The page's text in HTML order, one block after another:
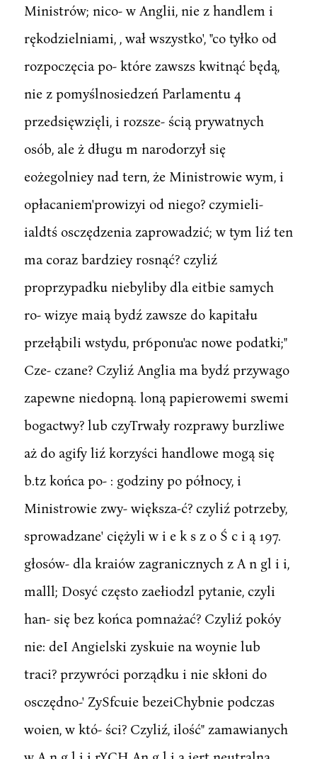
Ministrów; nico- w Anglii, nie z handlem i
rękodzielniami, , wał wszystko', "co tyłko od
rozpoczęcia po- które zawszs kwitnąć będą,
nie z pomyślnosiedzeń Parlamentu 4
przedsięwzięli, i rozsze- ścią prywatnych
osób, ale ż długu m narodorzył się
eożegolniey nad tern, że Ministrowie wym, i
opłacaniem'prowizyi od niego? czymieli-
ialdtś osczędzenia zaprowadzić; w tym liź ten
ma coraz bardziey rosnąć? czyliź
proprzypadku niebyliby dla eitbie samych
ro- wizye maią bydź zawsze do kapitału
przełąbili wstydu, pr6ponu'ac nowe podatki;"
Cze- czane? Czyliź Anglia ma bydź przywago
zapewne niedopną. loną papierowemi swemi
bogactwy? lub czyTrwały rozprawy burzliwe
aż do agify liź korzyści handlowe mogą się
b.tz końca po- : godziny po północy, i
Ministrowie zwy- większa-ć? czyliź potrzeby,
sprowadzane' ciężyli w i e k s z o Ś c i ą 197.
głosów- dla kraiów zagranicznych z A n gl i i,
malll; Dosyć często zaełiodzl pytanie, czyli
han- się bez końca pomnażać? Czyliź pokóy
nie: deI Angielski zyskuie na woynie lub
traci? przywróci porządku i nie skłoni do
osczędno-' ZySfcuie bezeiChybnie podczas
woien, w któ- ści? Czyliź, ilość" zamawianych